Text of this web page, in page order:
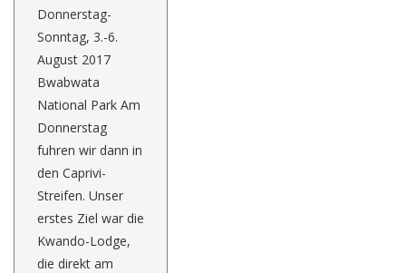
Donnerstag-
Sonntag, 3.-6.
August 2017
Bwabwata
National Park Am
Donnerstag
fuhren wir dann in
den Caprivi-
Streifen. Unser
erstes Ziel war die
Kwando-Lodge,
die direkt am